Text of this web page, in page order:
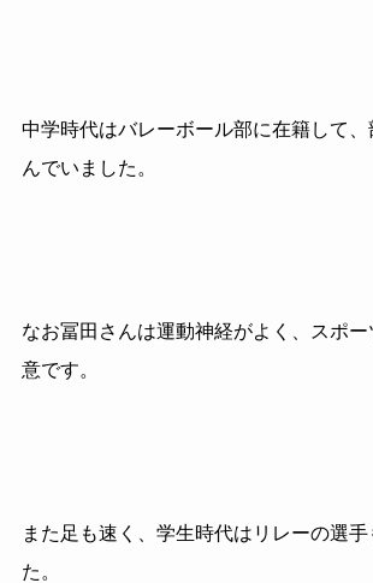
中学時代はバレーボール部に在籍して
んでいました。
なお冨田さんは運動神経がよく、スポ
意です。
また足も速く、学生時代はリレーの選
た。